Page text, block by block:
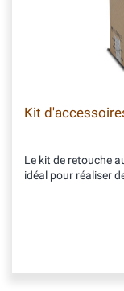
Kit
Le kit de retouche
idéal pour réaliser